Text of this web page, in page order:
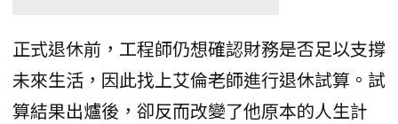
正式退休前，工程師仍想確認財務是否足以支撐
未來生活，因此找上艾倫老師進行退休試算。試
算結果出爐後，卻反而改變了他原本的人生計